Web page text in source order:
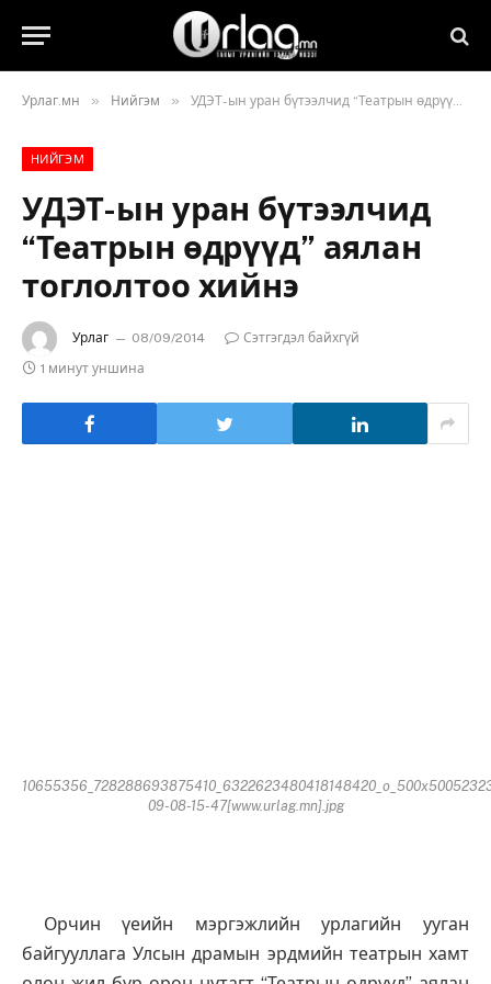
Урлаг.мн » Нийгэм » УДЭТ-ын уран бүтээлчид “Театрын өдрүүд” аялан тоглолтоо хийнэ
НИЙГЭМ
УДЭТ-ын уран бүтээлчид
“Театрын өдрүүд” аялан
тоглолтоо хийнэ
Урлаг 08/09/2014
Сэтгэгдэл байхгүй
1 минут уншина
09-08-15-47[www.urlag.mn].jpg
Орчин үеийн мэргэжлийн урлагийн ууган
байгууллага Улсын драмын эрдмийн театрын хамт